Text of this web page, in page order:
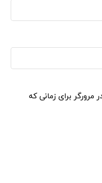
برای زمانی که